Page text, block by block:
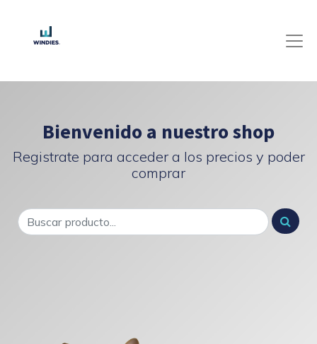
Bienvenido a nuestro shop
Registrate para acceder a los precios y poder
comprar